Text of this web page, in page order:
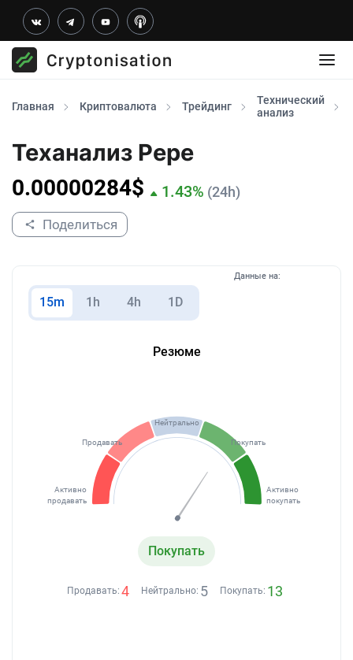
Главная Криптовалюта Трейдинг
Технический
анализ
Теханализ Pepe
0.00000284$ 1.43% (24h)
Поделиться
Данные на:
15m 1h 4h 1D
Резюме
Активно
продавать
Продавать
Нейтрально
Покупать
Активно
покупать
Покупать
Продавать: 4 Нейтрально: 5 Покупать: 13